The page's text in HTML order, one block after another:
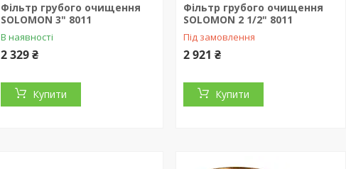
Фільтр грубого очищення
SOLOMON 3" 8011
В наявності
2 329 ₴
Купити
Фільтр грубого очищення
SOLOMON 2 1/2" 8011
Під замовлення
2 921 ₴
Купити